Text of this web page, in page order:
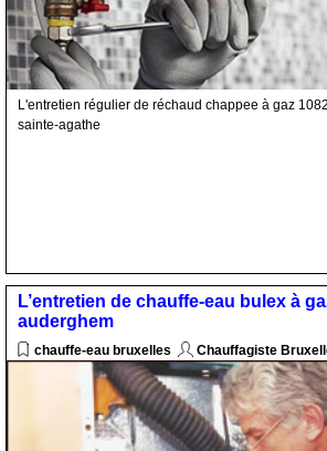
L'entretien régulier de réchaud chappee à gaz
sainte-agathe
L’entretien de chauffe-eau bulex à
auderghem
chauffe-eau bruxelles Chauffagiste